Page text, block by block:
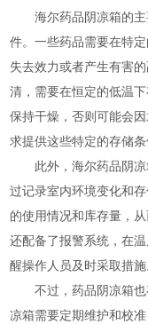
海尔药品阴凉箱的主
件。一些药品需要在特
失去效力或者产生有害
清，需要在恒定的低温
保持干燥，否则可能会
求提供这些特定的存储
此外，海尔药品阴凉
过记录室内环境变化和
的使用情况和库存量，
还配备了报警系统，在
醒操作人员及时采取措施
不过，药品阴凉箱也
凉箱需要定期维护和校